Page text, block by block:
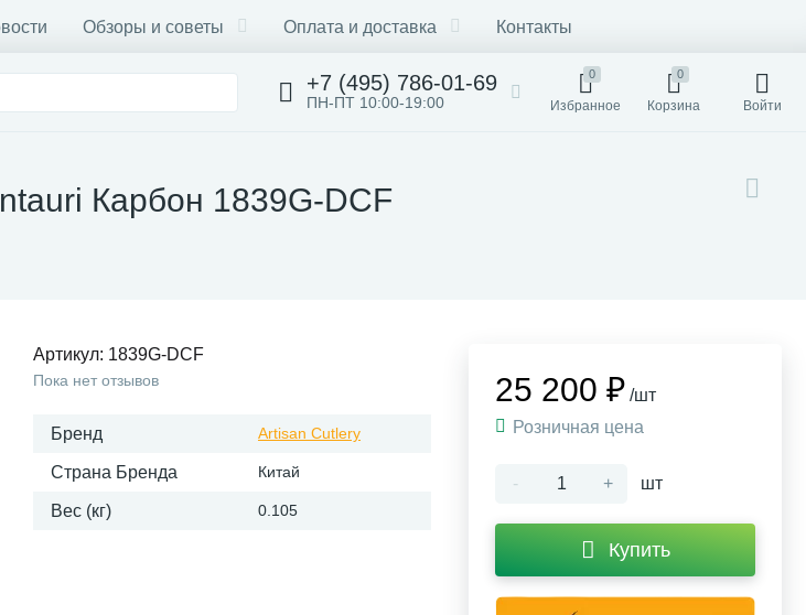
Обзоры и советы Оплата и доставка Контакты
+7 (495) 786-01-69
ПН-ПТ 10:00-19:00
0
Избранное
0
Корзина Войти
Карбон 1839G-DCF
Артикул: 1839G-DCF
Пока нет отзывов
Бренд Artisan Cutlery
Страна Бренда Китай
Вес (кг) 0.105
25 200 ₽ /шт
Розничная цена
- + шт
Купить